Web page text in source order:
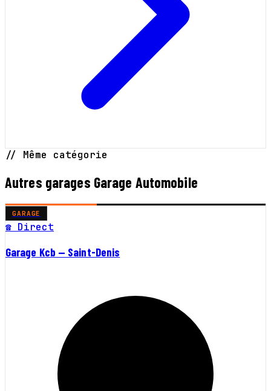
// Même catégorie
Autres garages Garage Automobile
GARAGE
☎ Direct
Garage Kcb — Saint-Denis